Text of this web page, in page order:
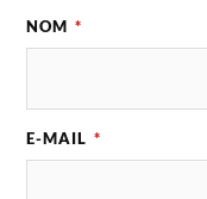
NOM *
E-MAIL *